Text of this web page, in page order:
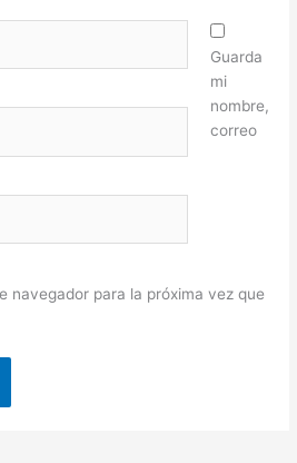
Guarda
mi
nombre,
correo
navegador para la próxima vez que